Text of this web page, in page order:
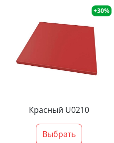
+30%
Красный U0210
Выбрать